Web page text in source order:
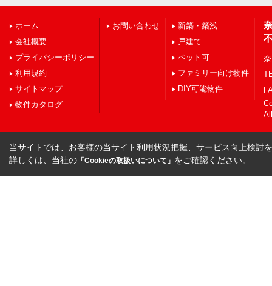
ホーム
会社概要
プライバシーポリシー
利用規約
サイトマップ
物件カタログ
お問い合わせ
新築・築浅
戸建て
ペット可
ファミリー向け物件
DIY可能物件
当サイトでは、お客様の当サイト利用状況把握、サービス向上検討
詳しくは、当社の 「Cookieの取扱いについて」 をご確認ください。